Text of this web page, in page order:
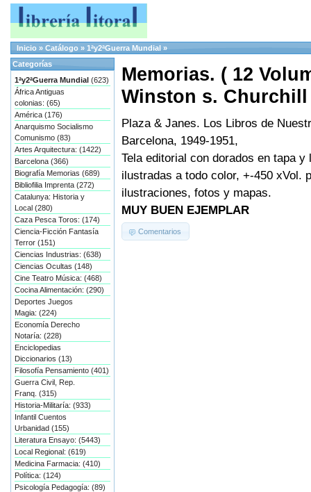
Inicio » Catálogo » 1ªy2ªGuerra Mundial »
Memorias. ( 12
Winston s. Churchill
Plaza & Janes. Los Libros de
Barcelona, 1949-1951,
Tela editorial con dorados en tapa
ilustradas a todo color, +-450 xVol.
ilustraciones, fotos y mapas.
MUY BUEN EJEMPLAR
Comentarios
Categorías
1ªy2ªGuerra Mundial (623)
África Antiguas
colonias: (65)
América (176)
Anarquismo Socialismo
Comunismo (83)
Artes Arquitectura: (1422)
Barcelona (366)
Biografía Memorias (689)
Bibliofilia Imprenta (272)
Catalunya: Historia y
Local (280)
Caza Pesca Toros: (174)
Ciencia-Ficción Fantasía
Terror (151)
Ciencias Industrias: (638)
Ciencias Ocultas (148)
Cine Teatro Música: (468)
Cocina Alimentación: (290)
Deportes Juegos
Magia: (224)
Economía Derecho
Notaría: (228)
Enciclopedias
Diccionarios (13)
Filosofía Pensamiento (401)
Guerra Civil, Rep.
Franq. (315)
Historia-Militaría: (933)
Infantil Cuentos
Urbanidad (155)
Literatura Ensayo: (5443)
Local Regional: (619)
Medicina Farmacia: (410)
Política: (124)
Psicología Pedagogía: (89)